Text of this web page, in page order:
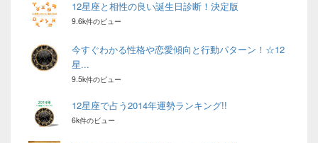
12星座と相性の良い誕生日診断！決定版
9.6k件のビュー
今すぐわかる性格や恋愛傾向と行動パターン！☆12
星...
9.5k件のビュー
12星座で占う2014年運勢ランキング!!
6k件のビュー